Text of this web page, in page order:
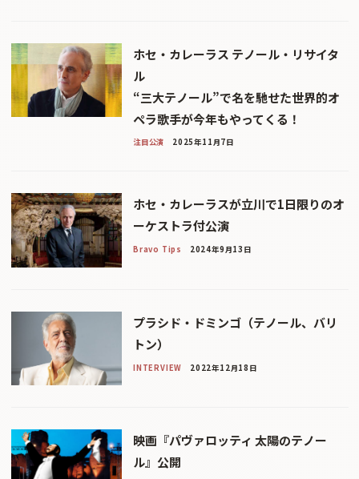
ホセ・カレーラス テノール・リサイタ
ル
“三大テノール”で名を馳せた世界的オ
ペラ歌手が今年もやってくる！
注目公演 2025年11月7日
ホセ・カレーラスが立川で1日限りのオ
ーケストラ付公演
Bravo Tips 2024年9月13日
プラシド・ドミンゴ（テノール、バリ
トン）
INTERVIEW 2022年12月18日
映画『パヴァロッティ 太陽のテノー
ル』公開